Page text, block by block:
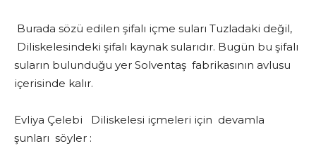
Burada sözü edilen şifalı içme suları Tuzladaki değil,
Diliskelesindeki şifalı kaynak sularıdır. Bugün bu şifalı
suların bulunduğu yer Solventaş fabrikasının avlusu
içerisinde kalır.
Evliya Çelebi Diliskelesi içmeleri için devamla
şunları söyler :